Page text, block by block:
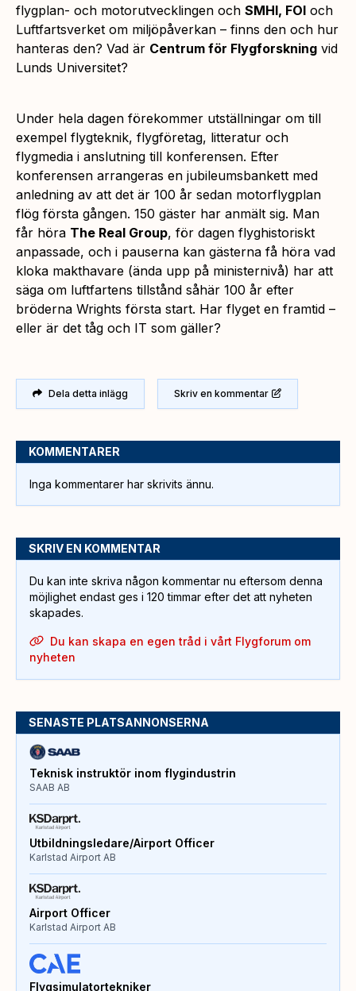
flygplan- och motorutvecklingen och SMHI, FOI och
Luftfartsverket om miljöpåverkan – finns den och hur
hanteras den? Vad är Centrum för Flygforskning vid
Lunds Universitet?
Under hela dagen förekommer utställningar om till
exempel flygteknik, flygföretag, litteratur och
flygmedia i anslutning till konferensen. Efter
konferensen arrangeras en jubileumsbankett med
anledning av att det är 100 år sedan motorflygplan
flög första gången. 150 gäster har anmält sig. Man
får höra The Real Group, för dagen flyghistoriskt
anpassade, och i pauserna kan gästerna få höra vad
kloka makthavare (ända upp på ministernivå) har att
säga om luftfartens tillstånd såhär 100 år efter
bröderna Wrights första start. Har flyget en framtid –
eller är det tåg och IT som gäller?
Dela detta inlägg Skriv en kommentar
KOMMENTARER
Inga kommentarer har skrivits ännu.
SKRIV EN KOMMENTAR
Du kan inte skriva någon kommentar nu eftersom denna
möjlighet endast ges i 120 timmar efter det att nyheten
skapades.
Du kan skapa en egen tråd i vårt Flygforum om
nyheten
SENASTE PLATSANNONSERNA
Teknisk instruktör inom flygindustrin
SAAB AB
Utbildningsledare/Airport Officer
Karlstad Airport AB
Airport Officer
Karlstad Airport AB
Flygsimulatortekniker